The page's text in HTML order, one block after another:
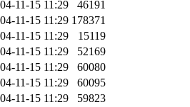
11-15 11:29
46191
11-15 11:29 178371
11-15 11:29
15119
11-15 11:29
52169
11-15 11:29
60080
11-15 11:29
60095
11-15 11:29
59823